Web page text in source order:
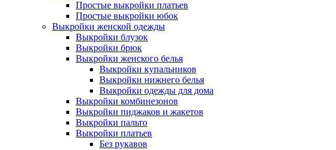
Простые выкройки платьев
Простые выкройки юбок
Выкройки женской одежды
Выкройки блузок
Выкройки брюк
Выкройки женского белья
Выкройки купальников
Выкройки нижнего белья
Выкройки одежды для дома
Выкройки комбинезонов
Выкройки пиджаков и жакетов
Выкройки пальто
Выкройки платьев
Без рукавов